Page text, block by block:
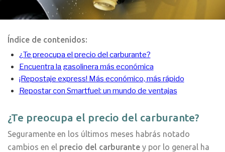
Índice de contenidos:
¿Te preocupa el precio del carburante?
Encuentra la gasolinera más económica
¡Repostaje express! Más económico, más rápido
Repostar con Smartfuel: un mundo de ventajas
¿Te preocupa el precio del carburante?
Seguramente en los últimos meses habrás notado
cambios en el precio del carburante y por lo general ha